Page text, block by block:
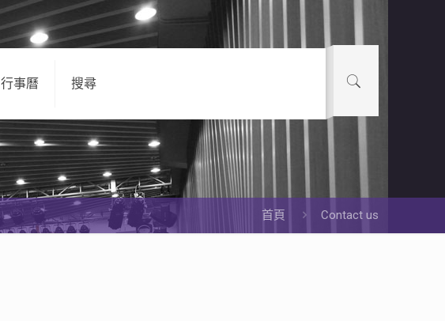
行事曆 搜尋
首頁 Contact us